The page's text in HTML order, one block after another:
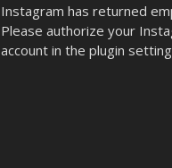
Instagram has returned
Please authorize your
account in the plugin